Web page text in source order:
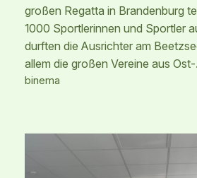
großen Regatta in Brandenburg
1000 Sportlerinnen und Sportler
durften die Ausrichter am
allem die großen Vereine aus
binema